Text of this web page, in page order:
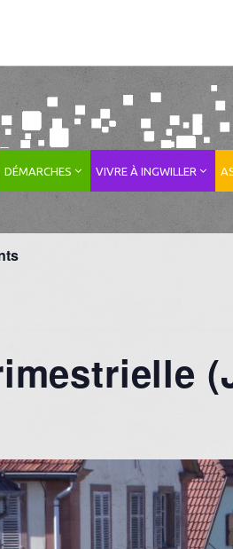
DÉMARCHES VIVRE À INGWILLER